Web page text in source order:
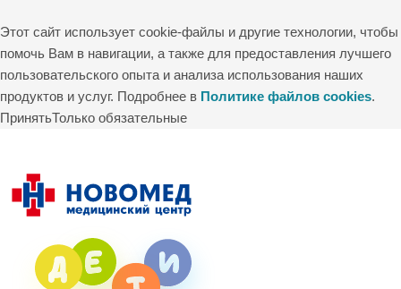
Этот сайт использует cookie-файлы и другие технологии, чтобы
помочь Вам в навигации, а также для предоставления лучшего
пользовательского опыта и анализа использования наших
продуктов и услуг. Подробнее в Политике файлов cookies.
ПринятьТолько обязательные